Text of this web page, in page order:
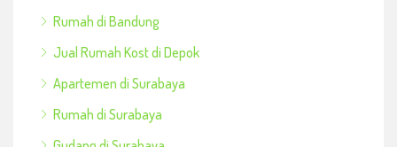
Rumah di Bandung
Jual Rumah Kost di Depok
Apartemen di Surabaya
Rumah di Surabaya